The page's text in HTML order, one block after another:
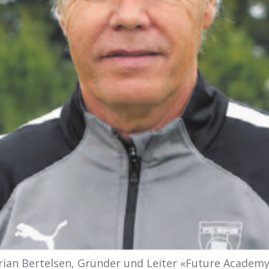
Bertelsen, Gründer und Leiter «Future